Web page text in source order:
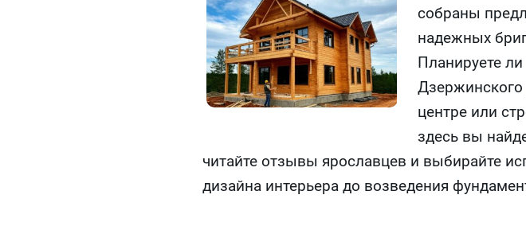
собраны
надежных
Планируете
Дзержинского
центре или
здесь вы
читайте отзывы ярославцев и выбирайте
дизайна интерьера до возведения